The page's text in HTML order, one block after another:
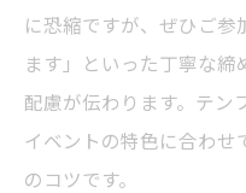
に恐縮ですが、ぜひご
ます」といった丁寧な
配慮が伝わります。テン
イベントの特色に合わ
のコツです。